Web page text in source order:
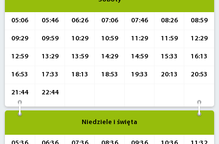
05:06 05:46 06:26 07:06 07:46 08:26 08:59
09:29 09:59 10:29 10:59 11:29 11:59 12:29
12:59 13:29 13:59 14:29 14:59 15:33 16:13
16:53 17:33 18:13 18:53 19:33 20:13 20:53
21:44 22:44
Niedziele i święta